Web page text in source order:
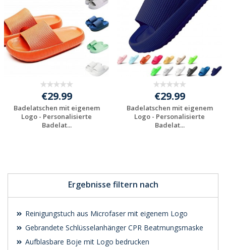
Ergebnisse filtern nach
Reinigungstuch aus Microfaser mit eigenem Logo
Gebrandete Schlüsselanhänger CPR Beatmungsmaske
Aufblasbare Boje mit Logo bedrucken
€29.99
Badelatschen mit eigenem
Logo - Personalisierte
Badelat...
€29.99
Badelatschen mit eigenem
Logo - Personalisierte
Badelat...